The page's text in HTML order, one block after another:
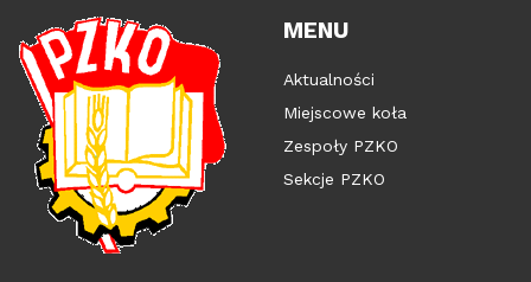
MENU
Aktualności
Miejscowe koła
Zespoły PZKO
Sekcje PZKO